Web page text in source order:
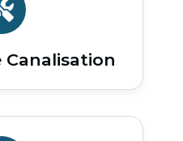
Canalisation